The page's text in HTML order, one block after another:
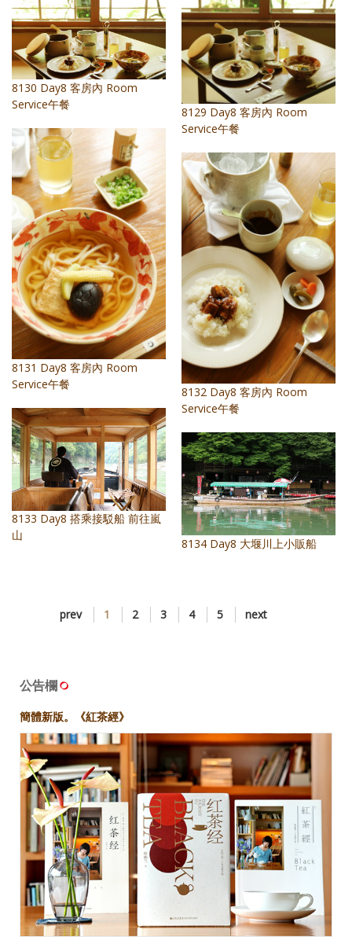
8129 Day8 客房內 Room
Service午餐
8130 Day8 客房內 Room
Service午餐
8131 Day8 客房內 Room
Service午餐
8132 Day8 客房內 Room
Service午餐
8133 Day8 搭乘接駁船 前往嵐
山
8134 Day8 大堰川上小販船
prev 1 2 3 4 5 next
公告欄
簡體新版。《紅茶經》